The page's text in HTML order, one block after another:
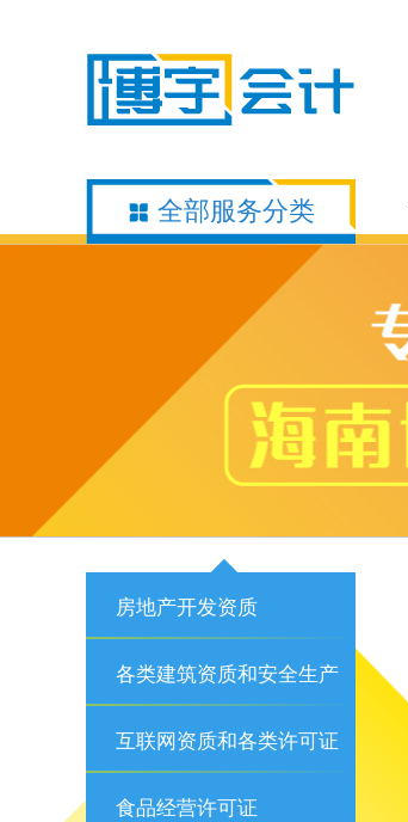
全部服务分类
房地产开发资质
各类建筑资质和安全生产
许可证
互联网资质和各类许可证
食品经营许可证